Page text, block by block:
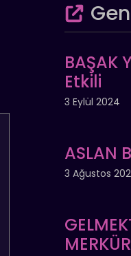
BAŞAK
Etkili
3 Eylül 2024
ASLAN
3 Ağustos